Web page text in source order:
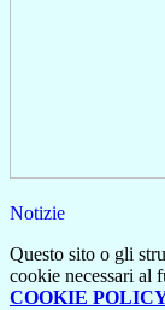
Notizie
Questo sito o gli
cookie necessari al
COOKIE